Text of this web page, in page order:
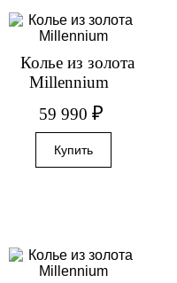
Колье из золота
Millennium
59 990 ₽